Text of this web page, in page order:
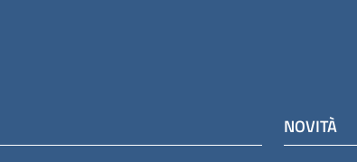
NOVITÀ